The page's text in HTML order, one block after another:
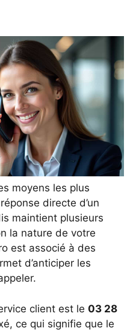
moyens les plus
directe d’un
maintient plusieurs
la nature de votre
est associé à des
d’anticiper les
client est le 03 28
ce qui signifie que le